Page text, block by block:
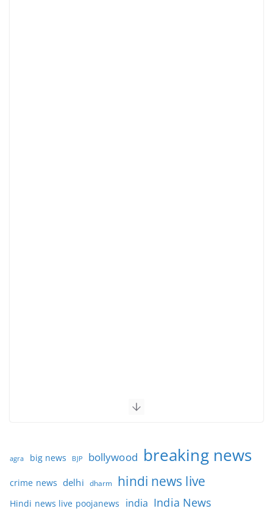
agra big news BJP bollywood breaking news
crime news delhi dharm hindi news live
Hindi news live poojanews india India News